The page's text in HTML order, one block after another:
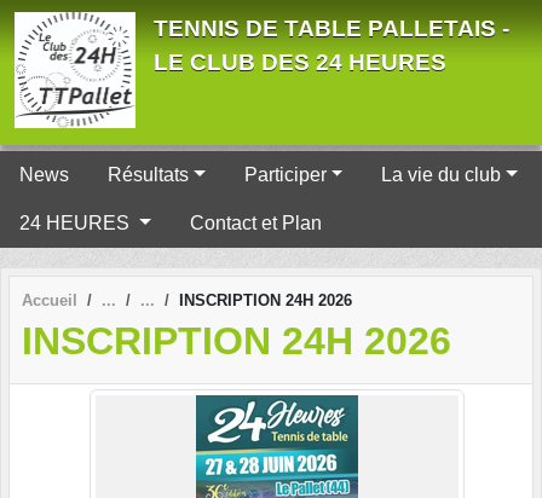
TENNIS DE TABLE PALLETAIS -
LE CLUB DES 24 HEURES
News Résultats Participer La vie du club
24 HEURES Contact et Plan
Accueil INSCRIPTION 24H 2026
INSCRIPTION 24H 2026
Panneau de gestion des cookies